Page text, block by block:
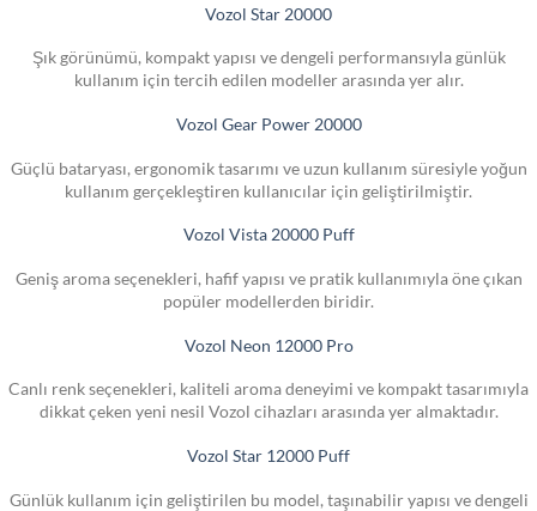
Vozol Star 20000
Şık görünümü, kompakt yapısı ve dengeli performansıyla günlük
kullanım için tercih edilen modeller arasında yer alır.
Vozol Gear Power 20000
Güçlü bataryası, ergonomik tasarımı ve uzun kullanım süresiyle yoğun
kullanım gerçekleştiren kullanıcılar için geliştirilmiştir.
Vozol Vista 20000 Puff
Geniş aroma seçenekleri, hafif yapısı ve pratik kullanımıyla öne çıkan
popüler modellerden biridir.
Vozol Neon 12000 Pro
Canlı renk seçenekleri, kaliteli aroma deneyimi ve kompakt tasarımıyla
dikkat çeken yeni nesil Vozol cihazları arasında yer almaktadır.
Vozol Star 12000 Puff
Günlük kullanım için geliştirilen bu model, taşınabilir yapısı ve dengeli